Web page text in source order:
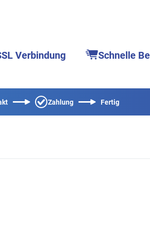
Verbindung Schnelle
Zahlung Fertig